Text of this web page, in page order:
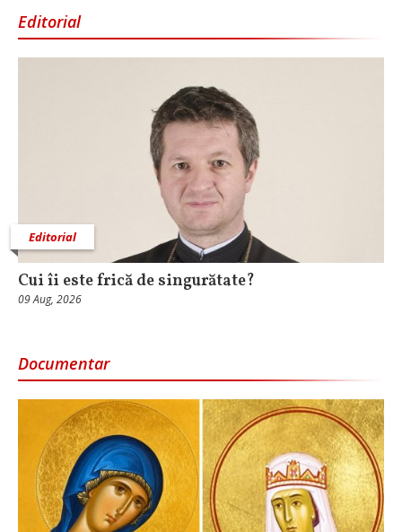
Editorial
Editorial
Cui îi este frică de singurătate?
09 Aug, 2026
Documentar